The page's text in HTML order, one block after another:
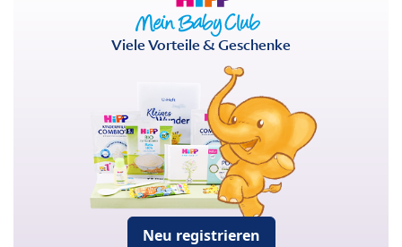
Viele Vorteile & Geschenke
Neu registrieren